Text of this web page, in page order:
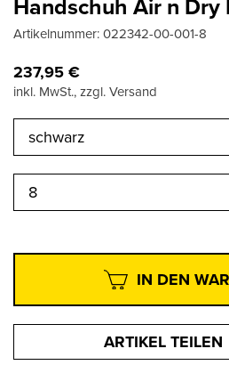
Handschuh Air n Dry
Artikelnummer:022342-00-001-8
237,95€
inkl. MwSt., zzgl. Versand
8
IN DEN
ARTIKEL TEILEN